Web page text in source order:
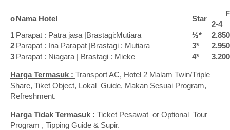
oNama Hotel Star
2-4
1 Parapat : Patra jasa |Brastagi:Mutiara ½*
2.850
2 Parapat : Ina Parapat |Brastagi : Mutiara 3*
2.950
3 Parapat : Niagara | Brastagi : Mieke 4* 3.200
Harga Termasuk : Transport AC, Hotel 2 Malam Twin/Triple
Share, Tiket Object, Lokal Guide, Makan Sesuai Program,
Refreshment.
Harga Tidak Termasuk : Ticket Pesawat or Optional Tour
Program , Tipping Guide & Supir.